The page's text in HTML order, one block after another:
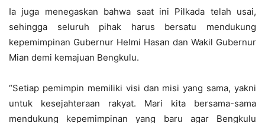
Ia juga menegaskan bahwa saat ini Pilkada telah usai,
sehingga seluruh pihak harus bersatu mendukung
kepemimpinan Gubernur Helmi Hasan dan Wakil Gubernur
Mian demi kemajuan Bengkulu.
“Setiap pemimpin memiliki visi dan misi yang sama, yakni
untuk kesejahteraan rakyat. Mari kita bersama-sama
mendukung kepemimpinan yang baru agar Bengkulu